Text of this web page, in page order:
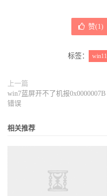
赞(1)
标签： win11
上一篇
win7蓝屏开不了机报0x0000007B
错误
相关推荐